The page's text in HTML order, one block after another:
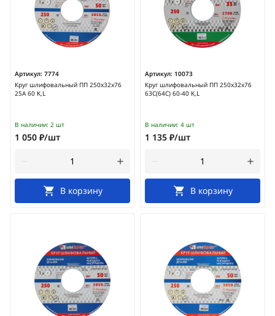
Артикул: 7774
Круг шлифовальный ПП 250х32х76
25А 60 K,L
В наличии: 2 шт
1 050 ₽/шт
В корзину
Артикул: 10073
Круг шлифовальный ПП 250х32х76
63С(64С) 60-40 K,L
В наличии: 4 шт
1 135 ₽/шт
В корзину